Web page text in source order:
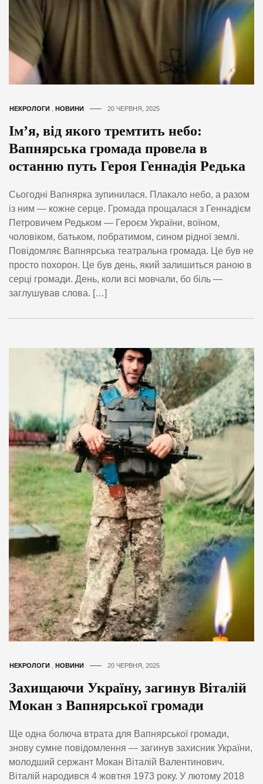
НЕКРОЛОГИ НОВИНИ 20 ЧЕРВНЯ, 2025
Ім’я, від якого тремтить небо:
Вапнярська громада провела в
останню путь Героя Геннадія Редька
Сьогодні Вапнярка зупинилася. Плакало небо, а разом
із ним — кожне серце. Громада прощалася з Геннадієм
Петровичем Редьком — Героєм України, воїном,
чоловіком, батьком, побратимом, сином рідної землі.
Повідомляє Вапнярська театральна громада. Це був не
просто похорон. Це був день, який залишиться раною в
серці громади. День, коли всі мовчали, бо біль —
заглушував слова. […]
НЕКРОЛОГИ НОВИНИ 20 ЧЕРВНЯ, 2025
Захищаючи Україну, загинув Віталій
Мокан з Вапнярської громади
Ще одна болюча втрата для Вапнярської громади,
знову сумне повідомлення — загинув захисник України,
молодший сержант Мокан Віталій Валентинович.
Віталій народився 4 жовтня 1973 року. У лютому 2018